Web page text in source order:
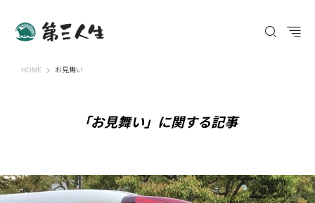
HOME 第三人生 〜寄り道の歩き方〜
お見舞い
「お見舞い」に関する記事